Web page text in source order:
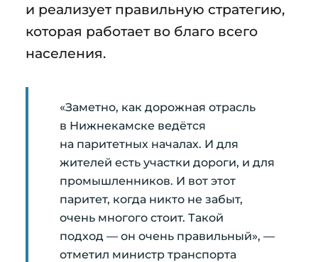
и реализует правильную стратегию,
которая работает во благо всего
населения.
«Заметно, как дорожная отрасль
в Нижнекамске ведётся
на паритетных началах. И для
жителей есть участки дороги, и для
промышленников. И вот этот
паритет, когда никто не забыт,
очень многого стоит. Такой
подход — он очень правильный», —
отметил министр транспорта